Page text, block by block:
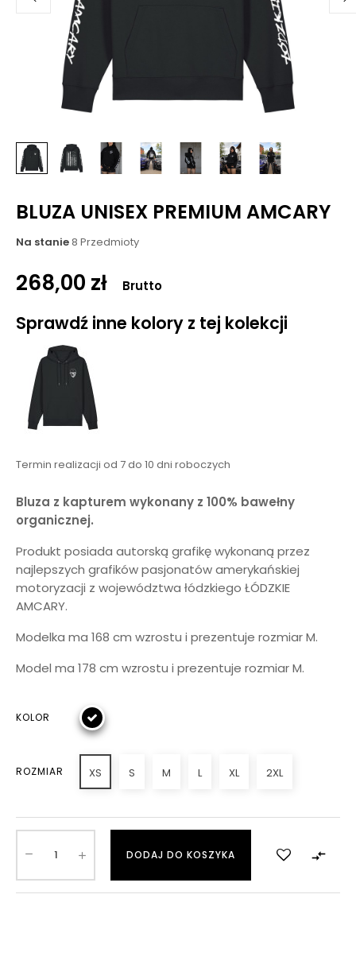
BLUZA UNISEX PREMIUM AMCARY
Na stanie8 Przedmioty
268,00 zł Brutto
Sprawdź inne kolory z tej kolekcji
Termin realizacji od 7 do 10 dni roboczych
Bluza z kapturem wykonany z 100% bawełny
organicznej.
Produkt posiada autorską grafikę wykonaną przez
najlepszych grafików pasjonatów amerykańskiej
motoryzacji z województwa łódzkiego ŁÓDZKIE
AMCARY.
Modelka ma 168 cm wzrostu i prezentuje rozmiar M.
Model ma 178 cm wzrostu i prezentuje rozmiar M.
KOLOR
ROZMIAR XS S M L XL 2XL
DODAJ DO KOSZYKA 